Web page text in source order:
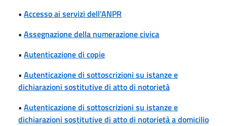
• Accesso ai servizi dell'ANPR
• Assegnazione della numerazione civica
• Autenticazione di copie
• Autenticazione di sottoscrizioni su istanze e
dichiarazioni sostitutive di atto di notorietà
• Autenticazione di sottoscrizioni su istanze e
dichiarazioni sostitutive di atto di notorietà a domicilio